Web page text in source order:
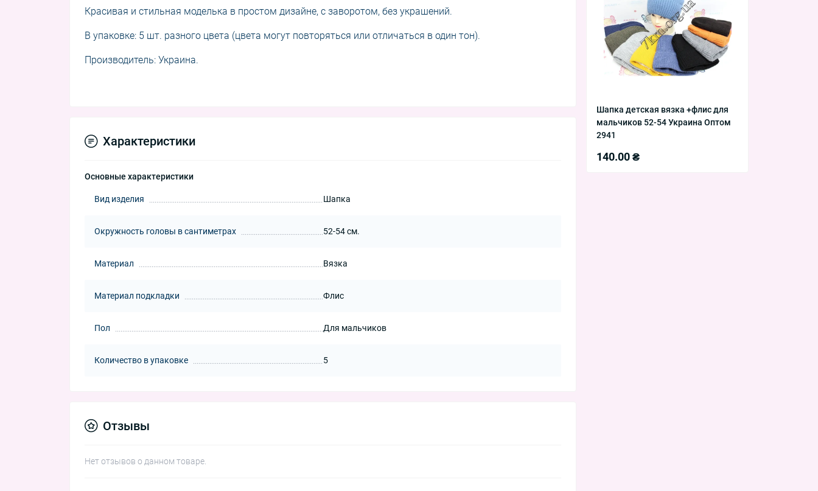
Шапка детская вязка +флис для
мальчиков 52-54 Украина Оптом
2941
140.00 ₴
Красивая и стильная моделька в простом дизайне, с заворотом, без украшений.
В упаковке: 5 шт. разного цвета (цвета могут повторяться или отличаться в один тон).
Производитель: Украина.
Характеристики
Основные характеристики
Вид изделия Шапка
Окружность головы в сантиметрах 52-54 см.
Материал Вязка
Материал подкладки Флис
Пол Для мальчиков
Количество в упаковке 5
Отзывы
Нет отзывов о данном товаре.